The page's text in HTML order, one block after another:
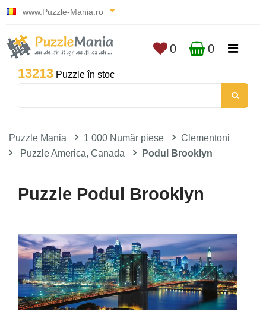
www.Puzzle-Mania.ro
13213 Puzzle în stoc
0 0
Puzzle Mania 1 000 Număr piese
Clementoni
Puzzle America, Canada
Podul Brooklyn
Puzzle Podul Brooklyn